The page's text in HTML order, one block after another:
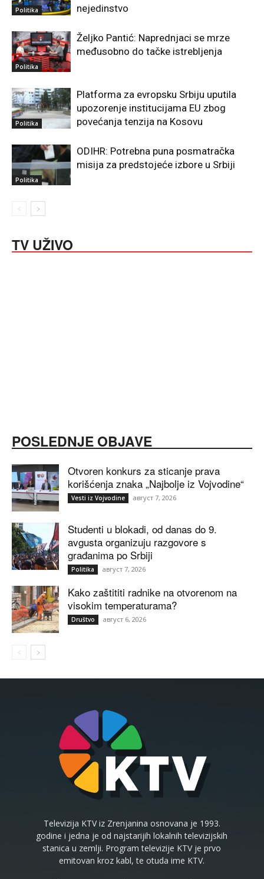
Politika
nejedinstvo
Politika
Željko Pantić: Naprednjaci se mrze
međusobno do tačke istrebljenja
Politika
Platforma za evropsku Srbiju uputila
upozorenje institucijama EU zbog
povećanja tenzija na Kosovu
Politika
ODIHR: Potrebna puna posmatračka
misija za predstojeće izbore u Srbiji
TV UŽIVO
POSLEDNJE OBJAVE
Otvoren konkurs za sticanje prava
korišćenja znaka „Najbolje iz Vojvodine“
Vesti iz Vojvodine август 7, 2026
Studenti u blokadi, od danas do 9.
avgusta organizuju razgovore s
građanima po Srbiji
Politika август 7, 2026
Kako zaštititi radnike na otvorenom na
visokim temperaturama?
Društvo август 6, 2026
Televizija KTV iz Zrenjanina osnovana je 1993.
godine i jedna je od najstarijih lokalnih televizijskih
stanica u zemlji. Program televizije KTV je prvo
emitovan kroz kabl, te otuda ime KTV.